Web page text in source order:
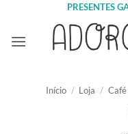
content
PRESENTES
Início / Loja /